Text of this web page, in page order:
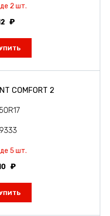
2 шт.
COMFORT 2
5 шт.